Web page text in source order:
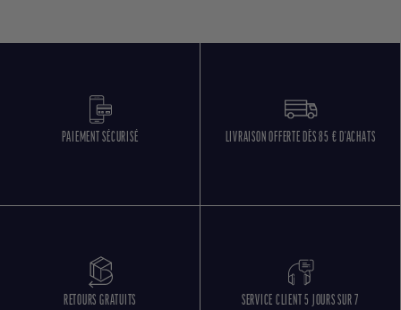
PAIEMENT SÉCURISÉ LIVRAISON OFFERTE DÈS 85 € D'ACHATS
RETOURS GRATUITS SERVICE CLIENT 5 JOURS SUR 7